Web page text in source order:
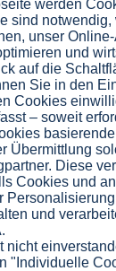
enthält
Grabarten,
werden
sind notwendig,
unser
und
auf die
Sie in den
Cookies
– soweit
Übermittlung
Diese
Cookies und
und
nicht
"Individuelle